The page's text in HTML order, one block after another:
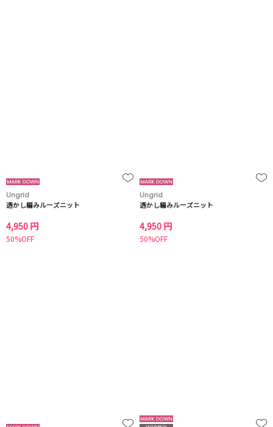
Ungrid
透かし編みルーズニット
4,950 円
50%OFF
Ungrid
透かし編みルーズニット
4,950 円
50%OFF